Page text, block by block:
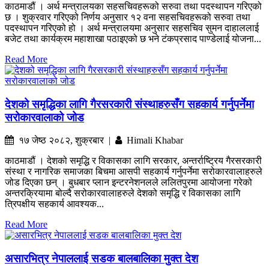
काठमाडौं । अर्थ मन्त्रालयका सहसचिवहरूको सरुवा तथा पदस्थापन गरिएको
छ । शुक्रवार गरिएको निर्णय अनुसार १२ वना सहसचिवहरूको सरुवा तथा
पदस्थापन गरिएको हो । अर्थ मन्त्रालयमा अनुसार सहसचिव सुमन दाहाललाई
बजेट तथा कार्यक्रम महाशाखा पठाइएको छ भने टंकप्रसाद पाण्डेलाई योजना...
Read More
देशको समृद्धिका लागि गैरसरकारी संस्थाहरुसँग सहकार्य गर्नुपर्नेमा
सरोकारवालाको जोड
१७ जेष्ठ २०८२, शुक्रबार |
Himali Khabar
काठमाडौं । देशको समृद्धि र विकासका लागि सरकार, अन्तर्राष्ट्रिय गैरसरकारी
संस्था र नागरिक समाजका बिचमा आसपी सहकार्य गर्नुपर्नेमा सरोकारवालाहरुले
जोड दिएका छन् । बुधबार प्लान इन्टरनेशनलले ललितपुरमा आयोजना गरेको
अन्तरक्रियामा बोल्दै सरोकारवालाहरुले देशको समृद्धि र विकासका लागि
त्रिपक्षीय सहकार्य आवश्यक...
Read More
असारभित्र नेपाललाई सडक बालबालिका मुक्त देश